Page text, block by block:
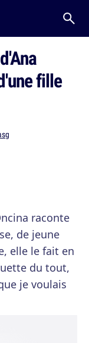
fille
raconte
de jeune
elle le fait en
du tout,
je voulais